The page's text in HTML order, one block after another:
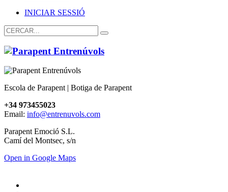
INICIAR SESSIÓ
Escola de Parapent | Botiga de Parapent
+34 973455023
Email: info@entrenuvols.com
Parapent Emoció S.L.
Camí del Montsec, s/n
Open in Google Maps